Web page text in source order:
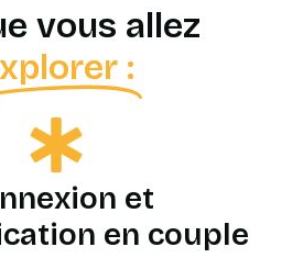
vous allez
:
et
en couple